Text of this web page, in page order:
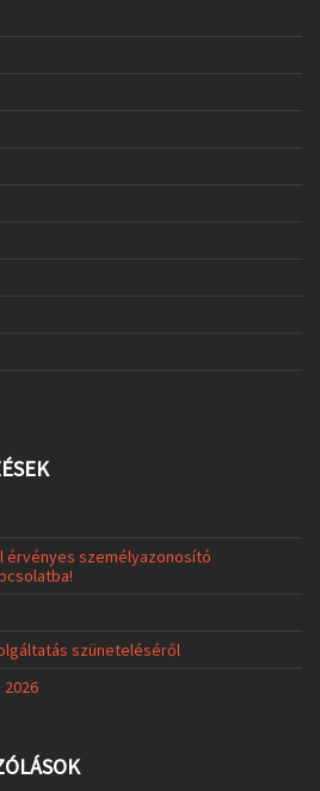
érvényes személyazonosító
szüneteléséről